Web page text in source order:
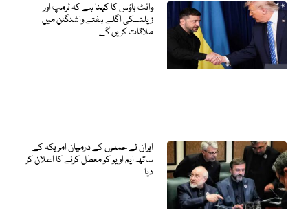
وائٹ ہاؤس کا کہنا ہے کہ ٹرمپ اور
زیلنسکی اگلے ہفتے واشنگٹن میں
ملاقات کریں گے۔
ایران نے حملوں کے درمیان امریکہ کے
ساتھ ایم او یو کو معطل کرنے کا اعلان کر
دیا۔